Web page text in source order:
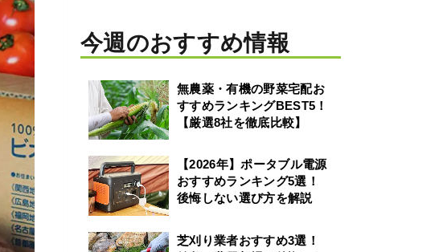
今週のおすすめ情報
無農薬・有機の野菜宅配お
すすめランキングBEST5！
【厳選8社を徹底比較】
【2026年】ポータブル電源
おすすめランキング5選！
後悔しない選び方を解説
芝刈り業者おすすめ3選！